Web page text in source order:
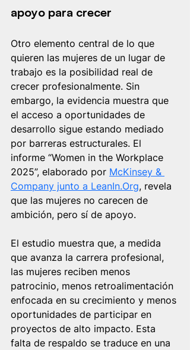
apoyo para crecer
Otro elemento central de lo que
quieren las mujeres de un lugar de
trabajo es la posibilidad real de
crecer profesionalmente. Sin
embargo, la evidencia muestra que
el acceso a oportunidades de
desarrollo sigue estando mediado
por barreras estructurales. El
informe “Women in the Workplace
2025”, elaborado por McKinsey &
Company junto a LeanIn.Org, revela
que las mujeres no carecen de
ambición, pero sí de apoyo.
El estudio muestra que, a medida
que avanza la carrera profesional,
las mujeres reciben menos
patrocinio, menos retroalimentación
enfocada en su crecimiento y menos
oportunidades de participar en
proyectos de alto impacto. Esta
falta de respaldo se traduce en una